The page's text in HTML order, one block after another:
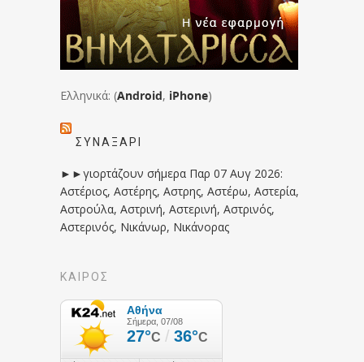
Ελληνικά: (Android, iPhone)
ΣΥΝΑΞΆΡΙ
►►γιορτάζουν σήμερα Παρ 07 Αυγ 2026:
Αστέριος, Αστέρης, Αστρης, Αστέρω, Αστερία,
Αστρούλα, Αστρινή, Αστερινή, Αστρινός,
Αστερινός, Νικάνωρ, Νικάνορας
ΚΑΙΡΟΣ